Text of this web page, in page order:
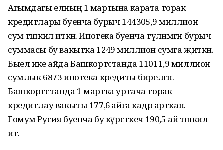
Агымдагы елның 1 мартына карата торак
кредитлары буенча бурыч 144305,9 миллион
сум тәшкил иткән. Ипотека буенча түләнмәгән бурыч
суммасы бу вакытка 1249 миллион сумга җиткән.
Быел ике айда Башкортстанда 11011,9 миллион
сумлык 6873 ипотека кредиты бирелгән.
Башкортстанда 1 мартка уртача торак
кредитлау вакыты 177,6 айга кадәр арткан.
Гомум Русия буенча бу күрсәткеч 190,5 ай тәшкил
итә.